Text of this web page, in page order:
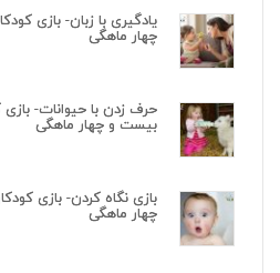
یادگیری با زبان- بازی
چهار ماهگی
حرف زدن با حیوانات-
بیست و چهار ماهگی
بازی نگاه کردن- بازی
چهار ماهگی